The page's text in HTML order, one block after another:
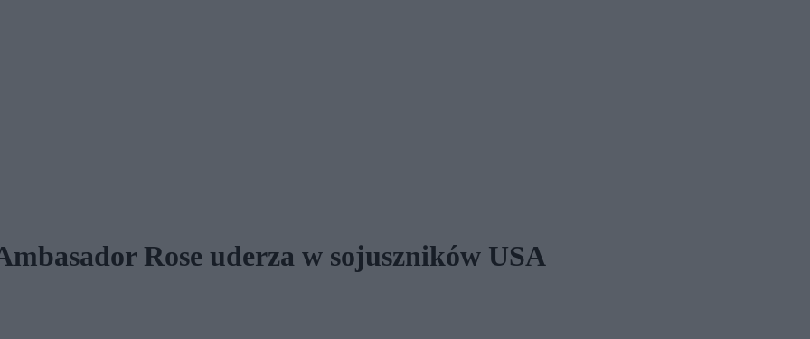
Rose uderza w sojuszników USA